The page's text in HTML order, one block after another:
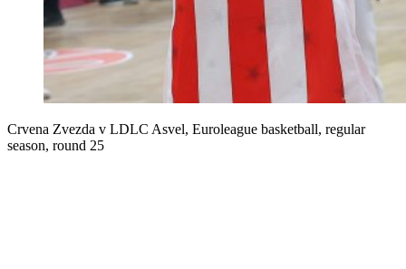
Crvena Zvezda v LDLC Asvel, Euroleague basketball, regular
season, round 25